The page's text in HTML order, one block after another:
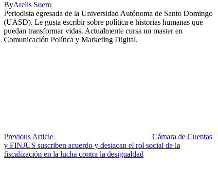
ByArelis Suero
Periodista egresada de la Universidad Autónoma de Santo Domingo
(UASD). Le gusta escribir sobre política e historias humanas que
puedan transformar vidas. Actualmente cursa un master en
Comunicación Política y Marketing Digital.
Previous Article
Cámara de Cuentas
y FINJUS suscriben acuerdo y destacan el rol social de la
fiscalización en la lucha contra la desigualdad